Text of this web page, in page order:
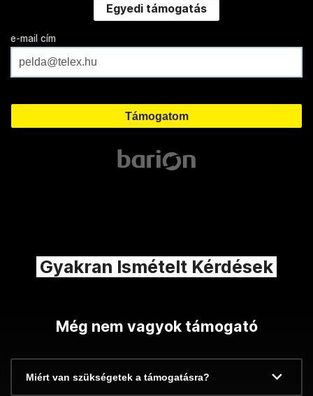
Egyedi támogatás
e-mail cím
Gyakran Ismételt Kérdések
Még nem vagyok támogató
Miért van szükségetek a támogatásra?